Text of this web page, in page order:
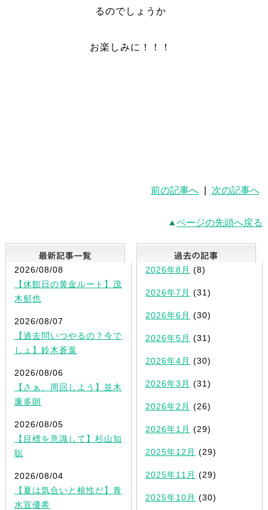
るのでしょうか
お楽しみに！！！
前の記事へ 次の記事へ
ページの先頭へ戻る
最新記事一覧
2026/08/08
【休館日の黄金ルート】茂
木郁也
2026/08/07
【過去問いつやるの？今で
しょ】鈴木蒼葉
2026/08/06
【さぁ、周回しよう】並木
廉多朗
2026/08/05
【目標を意識して】杉山知
聡
2026/08/04
【夏は気合いと根性だ】青
水宣優希
2026年8月 (8)
2026年7月 (31)
2026年6月 (30)
2026年5月 (31)
2026年4月 (30)
2026年3月 (31)
2026年2月 (26)
2026年1月 (29)
2025年12月 (29)
2025年11月 (29)
2025年10月 (30)